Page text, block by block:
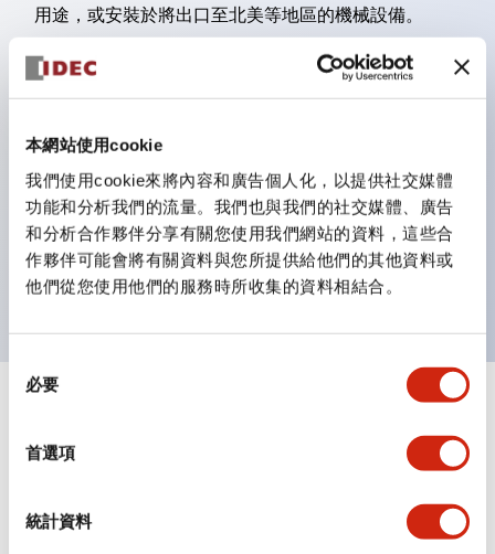
本網站使用cookie
我們使用cookie來將內容和廣告個人化，以提供社交媒體
功能和分析我們的流量。我們也與我們的社交媒體、廣告
和分析合作夥伴分享有關您使用我們網站的資料，這些合
作夥伴可能會將有關資料與您所提供給他們的其他資料或
他們從您使用他們的服務時所收集的資料相結合。
必要
首選項
統計資料
用途，或安裝於將出口至北美等地區的機械設備。
採用HW-U 型接點塊，該接點塊具備手指保護結構、螺
絲彈升端子構造且對應IP20 保護等級 。
壓最高可支援至 240V。
一顆 LED 燈泡即可呈現六種顏色（LSRD 燈泡）。以往
需分色管理的 LED 燈泡，如今可用單一顆燈泡呈現多種
顏色。
主要機種已通過UL和CSA認證，並符合EN標準。
審美規範
環境規範